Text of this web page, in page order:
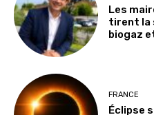
Les
tirent la
biogaz
FRANCE
Éclipse